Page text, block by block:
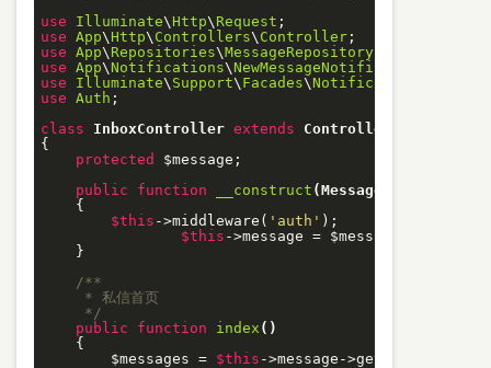
use
Illuminate\Http\ Request
use
App\Http\ Controllers\ Controller
use
App\ Repositories\MessageRepository
use
App\Notifications\NewMessageNotification
use
Illuminate\ Support\ Facades\Notification
use
Auth ;
class
InboxController extends
Controller
{
protected
$message;
public
function __construct (MessageRepository
{
$this ->middleware( 'auth' );
$this ->message = $message;
    }
/**
     * 私信首页
     */
public
function index ()
{
        $messages =
$this ->message-